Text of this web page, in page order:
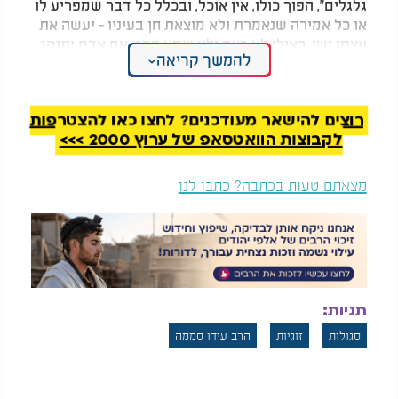
גלגלים", הפוך כולו, אין אוכל, ובכלל כל דבר שמפריע לו
או כל אמירה שנאמרת ולא מוצאת חן בעיניו - יעשה את
עצמו ישן, כאילו לא ראה ולא שמע דבר. אם אדם יתנהג
בצורה כזו, הוא יזכה לשלום בית אדיר שאין באף מקום".
להמשך קריאה
רוצים להישאר מעודכנים? לחצו כאן להצטרפות
לקבוצות הוואטסאפ של ערוץ 2000 >>>
מצאתם טעות בכתבה? כתבו לנו
תגיות:
סגולות זוגיות הרב עידו סממה